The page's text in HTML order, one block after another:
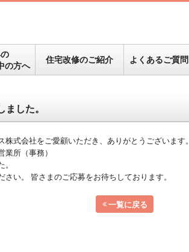
の方へ
住宅改修のご紹介 よくあるご質問
した。
株式会社をご愛顧いただき、ありがとうございます。
業所（事務）
さい。 皆さまのご応募をお待ちしております。
一覧に戻る